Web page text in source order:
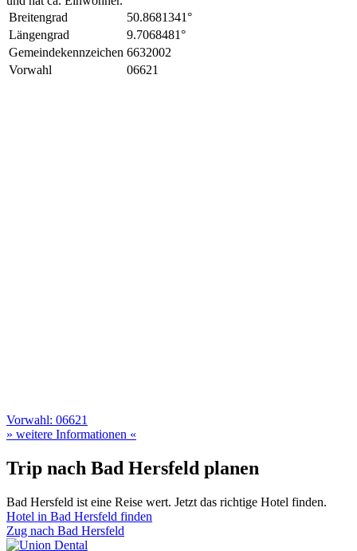
Breitengrad
50.8681341°
Längengrad
9.7068481°
Gemeindekennzeichen 6632002
Vorwahl
06621
Vorwahl: 06621
» weitere Informationen «
Trip nach Bad Hersfeld planen
Bad Hersfeld ist eine Reise wert. Jetzt das richtige Hotel finden.
Hotel in Bad Hersfeld finden
Zug nach Bad Hersfeld